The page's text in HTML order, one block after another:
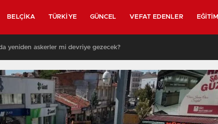
BELÇIKA TÜRKIYE GÜNCEL VEFAT EDENLER EĞITIM
yeniden askerler mi devriye gezecek?